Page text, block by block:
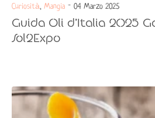
Curiosità, Mangia - 04 Marzo 2025
Guida Oli d’Italia 2025
Sol2Expo